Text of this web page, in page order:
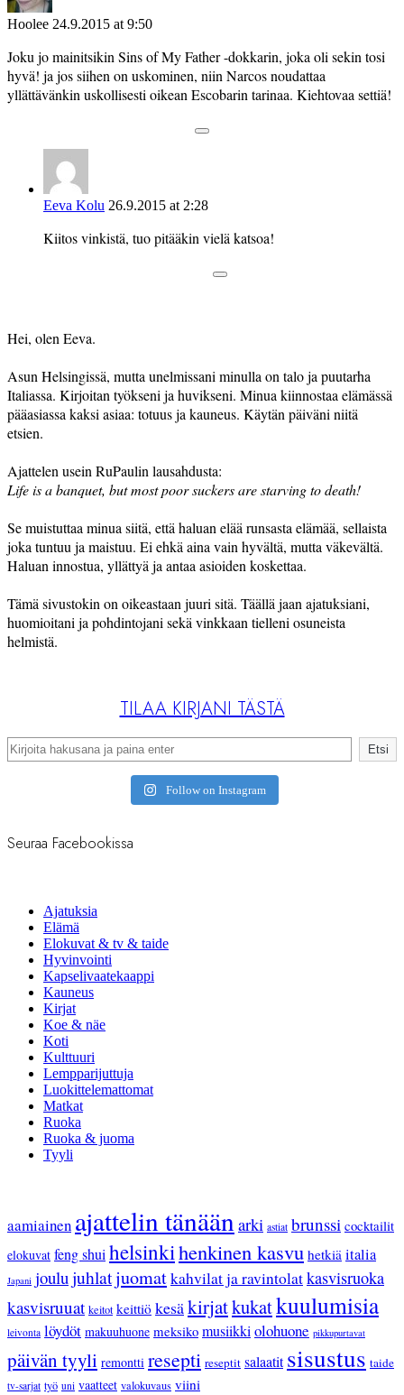
Hoolee 24.9.2015 at 9:50
Joku jo mainitsikin Sins of My Father -dokkarin, joka oli sekin tosi
hyvä! ja jos siihen on uskominen, niin Narcos noudattaa
yllättävänkin uskollisesti oikean Escobarin tarinaa. Kiehtovaa settiä!
Eeva Kolu 26.9.2015 at 2:28
Kiitos vinkistä, tuo pitääkin vielä katsoa!
Hei, olen Eeva.
Asun Helsingissä, mutta unelmissani minulla on talo ja puutarha
Italiassa. Kirjoitan työkseni ja huvikseni. Minua kiinnostaa elämässä
pääasiassa kaksi asiaa: totuus ja kauneus. Käytän päiväni niitä
etsien.
Ajattelen usein RuPaulin lausahdusta:
Life is a banquet, but most poor suckers are starving to death!
Se muistuttaa minua siitä, että haluan elää runsasta elämää, sellaista
joka tuntuu ja maistuu. Ei ehkä aina vain hyvältä, mutta väkevältä.
Haluan innostua, yllättyä ja antaa asioiden koskettaa.
Tämä sivustokin on oikeastaan juuri sitä. Täällä jaan ajatuksiani,
huomioitani ja pohdintojani sekä vinkkaan tielleni osuneista
helmistä.
TILAA KIRJANI TÄSTÄ
Search Etsi
Follow on Instagram
Seuraa Facebookissa
Ajatuksia
Elämä
Elokuvat & tv & taide
Hyvinvointi
Kapselivaatekaappi
Kauneus
Kirjat
Koe & näe
Koti
Kulttuuri
Lempparijuttuja
Luokittelemattomat
Matkat
Ruoka
Ruoka & juoma
Tyyli
aamiainen ajattelin tänäänarki astiat brunssi cocktailit
elokuvat feng shuihelsinkihenkinen kasvu hetkiä italia
Japani joulujuhlatjuomatkahvilat ja ravintolatkasvisruoka
kasvisruuat keitot keittiö kesäkirjatkukatkuulumisia
leivonta löydöt makuuhuone meksiko musiikkiolohuone pikkupurtavat
päivän tyyli remontti resepti reseptit salaatit sisustus taide
tv-sarjat työ uni vaatteet valokuvaus viini